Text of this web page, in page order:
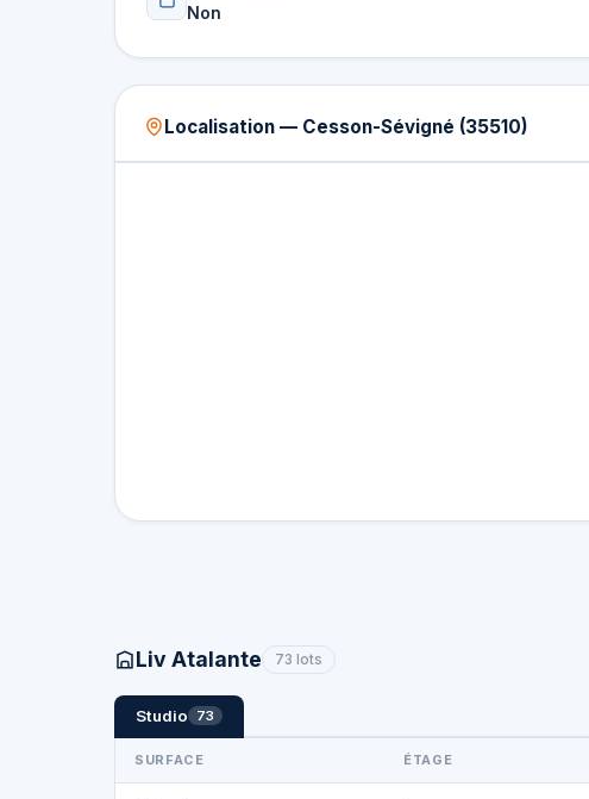
Non
Localisation — Cesson-Sévigné (35510)
Liv Atalante 73 lots
Studio 73
SURFACE ÉTAGE